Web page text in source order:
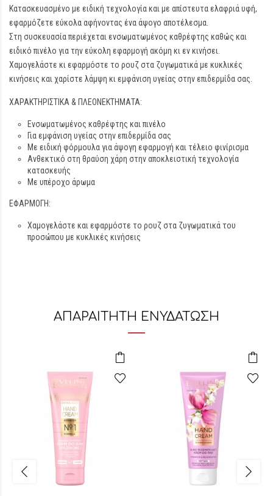
Κατασκευασμένο με ειδική τεχνολογία και με απίστευτα ελαφριά υφή,
εφαρμόζετε εύκολα αφήνοντας ένα άψογο αποτέλεσμα.
Στη συσκευασία περιέχεται ενσωματωμένος καθρέφτης καθώς και
ειδικό πινέλο για την εύκολη εφαρμογή ακόμη κι εν κινήσει.
Χαμογελάστε κι εφαρμόστε το ρουζ στα ζυγωματικά με κυκλικές
κινήσεις και χαρίστε λάμψη κι εμφάνιση υγείας στην επιδερμίδα σας.
ΧΑΡΑΚΤΗΡΙΣΤΙΚΑ & ΠΛΕΟΝΕΚΤΗΜΑΤΑ:
Ενσωματωμένος καθρέφτης και πινέλο
Για εμφάνιση υγείας στην επιδερμίδα σας
Με ειδική φόρμουλα για άψογη εφαρμογή και τέλειο φινίρισμα
Ανθεκτικό στη θραύση χάρη στην αποκλειστική τεχνολογία
κατασκευής
Με υπέροχο άρωμα
ΕΦΑΡΜΟΓΗ:
Χαμογελάστε και εφαρμόστε το ρουζ στα ζυγωματικά του
προσώπου με κυκλικές κινήσεις
ΑΠΑΡΑΙΤΗΤΗ ΕΝΥΔΑΤΩΣΗ